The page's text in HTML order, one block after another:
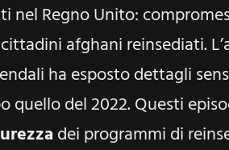
nel Regno Unito:
afghani reinsediati.
ha esposto dettagli
quello del 2022. Questi
dei programmi di